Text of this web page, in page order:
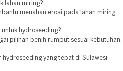
lahan miring?
menahan erosi pada lahan miring.
untuk hydroseeding?
pilihan benih rumput sesuai kebutuhan.
hydroseeding yang tepat di Sulawesi